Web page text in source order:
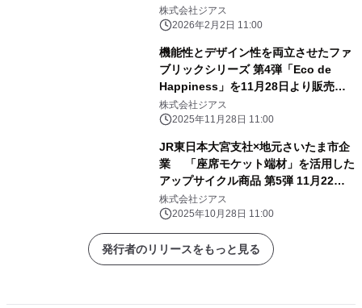
株式会社ジアス
2026年2月2日 11:00
機能性とデザイン性を両立させたファ
ブリックシリーズ 第4弾「Eco de
Happiness」を11月28日より販売開
始！
株式会社ジアス
2025年11月28日 11:00
JR東日本大宮支社×地元さいたま市企
業 「座席モケット端材」を活用した
アップサイクル商品 第5弾 11月22日
より「GENERAL STORE RAILYARD
大宮」で販売！
株式会社ジアス
2025年10月28日 11:00
発行者のリリースをもっと見る